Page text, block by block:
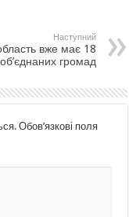
Наступний
вже має 18
об’єднаних громад
Обов’язкові поля